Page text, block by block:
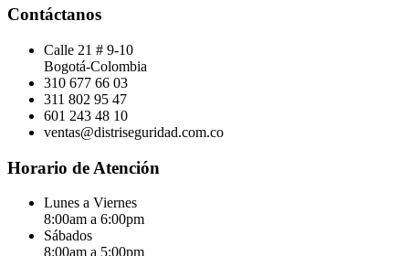
Contáctanos
Calle 21 # 9-10
Bogotá-Colombia
310 677 66 03
311 802 95 47
601 243 48 10
ventas@distriseguridad.com.co
Horario de Atención
Lunes a Viernes
8:00am a 6:00pm
Sábados
8:00am a 5:00pm